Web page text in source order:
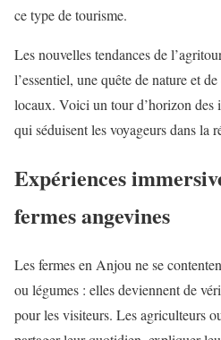
ce type de tourisme.
Les nouvelles tendances de
l’essentiel, une quête de nature et
locaux. Voici un tour d’horizon des
qui séduisent les voyageurs dans la
Expériences
fermes angevines
Les fermes en Anjou ne se
ou légumes : elles deviennent de
pour les visiteurs. Les agriculteurs